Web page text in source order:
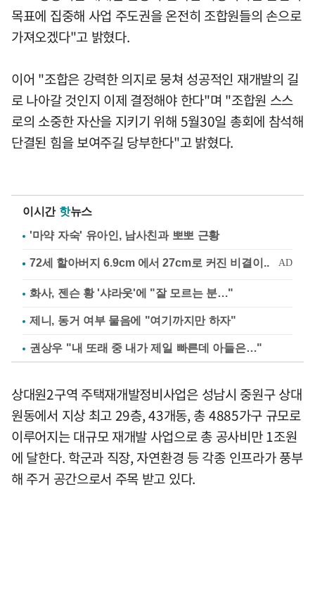
목표에 집중해 사업 주도권을 온전히 조합원들의 손으로
가져오겠다"고 밝혔다.
이어 "조합은 강력한 의지로 뭉쳐 성공적인 재개발의 길
로 나아갈 것인지 이제 결정해야 한다"며 "조합원 스스
로의 소중한 자산을 지키기 위해 5월30일 총회에 참석해
단결된 힘을 보여주길 당부한다"고 밝혔다.
이시간 핫뉴스
'마약 자숙' 유아인, 남사친과 뽀뽀 근황
화사, 젠슨 황 '샤라웃'에 "잘 모르는 분…"
제니, 동거 여부 물음에 "여기까지만 하자"
권상우 "내 또래 중 내가 제일 빠른데 아들은…"
상대원2구역 주택재개발정비사업은 성남시 중원구 상대
원동에서 지상 최고 29층, 43개동, 총 4885가구 규모로
이루어지는 대규모 재개발 사업으로 총 공사비만 1조원
에 달한다. 학군과 직장, 자연환경 등 각종 인프라가 풍부
해 주거 공간으로서 주목 받고 있다.